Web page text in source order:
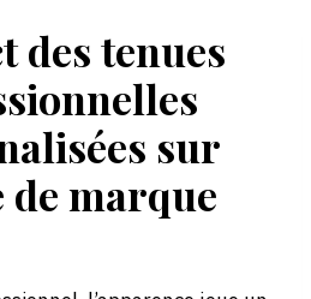
des tenues
sur
de marque